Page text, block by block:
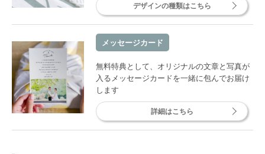
デザインの種類はこちら
メッセージカード
無料特典として、オリジナルの文章と写真が
入るメッセージカードを一緒に包んでお届け
します
詳細はこちら